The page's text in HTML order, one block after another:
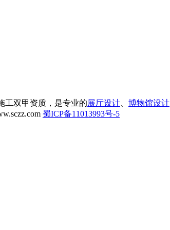
工双甲资质，是专业的展厅设计 博物馆设计
蜀ICP备11013993号-5